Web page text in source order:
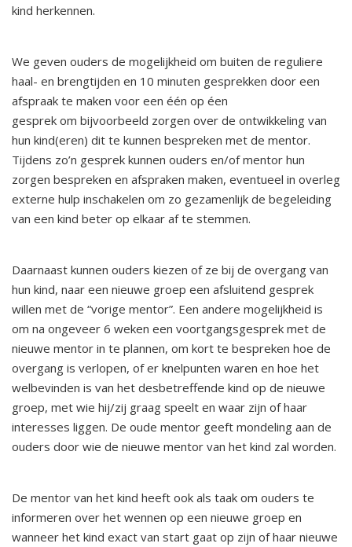
kind herkennen.
We geven ouders de mogelijkheid om buiten de reguliere
haal- en brengtijden en 10 minuten gesprekken door een
afspraak te maken voor een één op éen
gesprek om bijvoorbeeld zorgen over de ontwikkeling van
hun kind(eren) dit te kunnen bespreken met de mentor.
Tijdens zo’n gesprek kunnen ouders en/of mentor hun
zorgen bespreken en afspraken maken, eventueel in overleg
externe hulp inschakelen om zo gezamenlijk de begeleiding
van een kind beter op elkaar af te stemmen.
Daarnaast kunnen ouders kiezen of ze bij de overgang van
hun kind, naar een nieuwe groep een afsluitend gesprek
willen met de “vorige mentor”. Een andere mogelijkheid is
om na ongeveer 6 weken een voortgangsgesprek met de
nieuwe mentor in te plannen, om kort te bespreken hoe de
overgang is verlopen, of er knelpunten waren en hoe het
welbevinden is van het desbetreffende kind op de nieuwe
groep, met wie hij/zij graag speelt en waar zijn of haar
interesses liggen. De oude mentor geeft mondeling aan de
ouders door wie de nieuwe mentor van het kind zal worden.
De mentor van het kind heeft ook als taak om ouders te
informeren over het wennen op een nieuwe groep en
wanneer het kind exact van start gaat op zijn of haar nieuwe